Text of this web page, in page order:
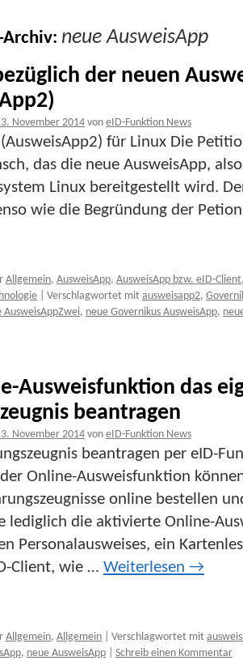
neue AusweisApp
der neuen
November 2014 von eID-Funktion News
für Linux Die
das die neue AusweisApp,
Linux bereitgestellt wird.
wie die Begründung der
Allgemein, AusweisApp, AusweisApp bzw. eID-Client
Verschlagwortet mit ausweisapp2,
AusweisAppZwei, neue Governikus AusweisApp,
Ausweisfunktion das
beantragen
November 2014 von eID-Funktion News
beantragen per eID-
Online-Ausweisfunktion
online bestellen
lediglich die aktivierte Online-
Personalausweises, ein
Client, wie … Weiterlesen →
Allgemein, Allgemein Verschlagwortet mit
, neue AusweisApp Schreib einen Kommentar